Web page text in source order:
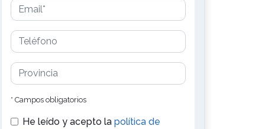
* Campos obligatorios
He leído y acepto la política de